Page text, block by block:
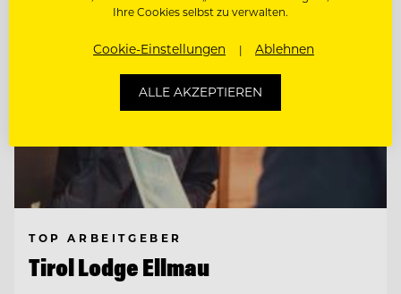
TOP ARBEITGEBER
Tirol Lodge Ellmau
Ihre Cookies selbst zu verwalten.
Cookie-Einstellungen Ablehnen
ALLE AKZEPTIEREN